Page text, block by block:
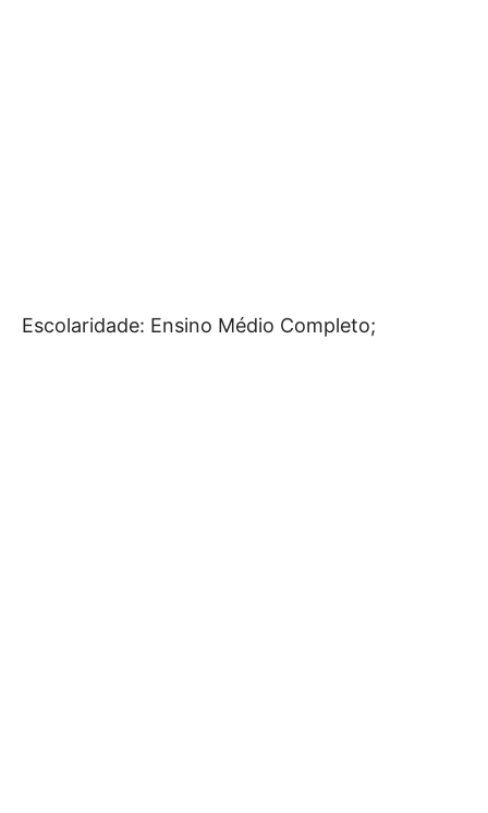
Escolaridade: Ensino Médio Completo;